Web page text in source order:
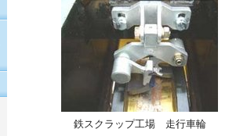
鉄スクラップ工場 走行車輪